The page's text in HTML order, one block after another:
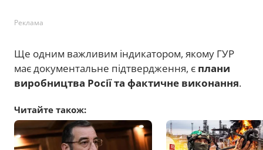
Реклама
Ще одним важливим індикатором, якому ГУР
має документальне підтвердження, є плани
виробництва Росії та фактичне виконання.
Читайте також: